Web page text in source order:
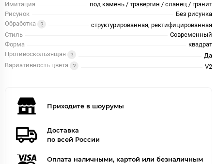
Имитация
под камень / травертин / сланец / гранит
Рисунок
Без рисунка
Обработка
структурированная, ректифицированная
Стиль
Современный
Форма
квадрат
Противоскользящая
Да
Вариативность цвета
V2
Приходите в шоурумы
Доставка
по всей России
Оплата наличными, картой или безналичным